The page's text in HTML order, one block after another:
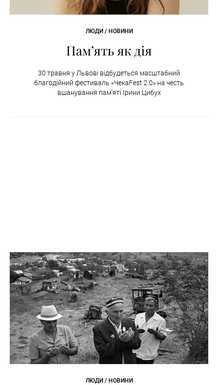
ЛЮДИ / НОВИНИ
Пам’ять як дія
30 травня у Львові відбудеться масштабний
благодійний фестиваль «ЧекаFest 2.0» на честь
вшанування пам’яті Ірини Цибух
ЛЮДИ / НОВИНИ